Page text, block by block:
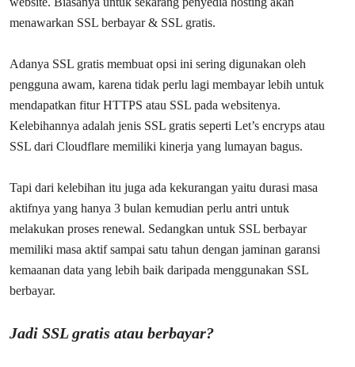
menawarkan SSL berbayar & SSL gratis.
Adanya SSL gratis membuat opsi ini sering digunakan oleh
pengguna awam, karena tidak perlu lagi membayar lebih untuk
mendapatkan fitur HTTPS atau SSL pada websitenya.
Kelebihannya adalah jenis SSL gratis seperti Let’s encryps atau
SSL dari Cloudflare memiliki kinerja yang lumayan bagus.
Tapi dari kelebihan itu juga ada kekurangan yaitu durasi masa
aktifnya yang hanya 3 bulan kemudian perlu antri untuk
melakukan proses renewal. Sedangkan untuk SSL berbayar
memiliki masa aktif sampai satu tahun dengan jaminan garansi
kemaanan data yang lebih baik daripada menggunakan SSL
berbayar.
Jadi SSL gratis atau berbayar?